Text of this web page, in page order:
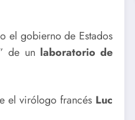
el gobierno de Estados
de un laboratorio de
el virólogo francés Luc